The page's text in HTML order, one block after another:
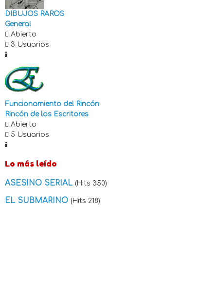
DIBUJOS RAROS
General
Abierto
3 Usuarios
Funcionamiento del Rincón
Rincón de los Escritores
Abierto
5 Usuarios
Lo más leído
ASESINO SERIAL (Hits 350)
EL SUBMARINO (Hits 218)